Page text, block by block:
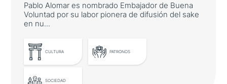
Pablo Alomar es nombrado Embajador de Buena
Voluntad por su labor pionera de difusión del sake
en nu...
CULTURA PATRONOS
SOCIEDAD